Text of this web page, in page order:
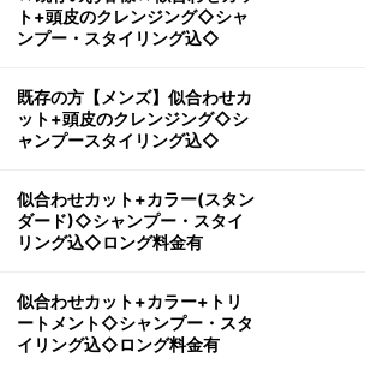
ト+頭皮のクレンジング◇シャ
ンプー・スタイリング込◇
既存の方【メンズ】似合わせカ
ット+頭皮のクレンジング◇シ
ャンプースタイリング込◇
似合わせカット+カラー(スタン
ダード)◇シャンプー・スタイ
リング込◇ロング料金有
似合わせカット+カラー+トリ
ートメント◇シャンプー・スタ
イリング込◇ロング料金有